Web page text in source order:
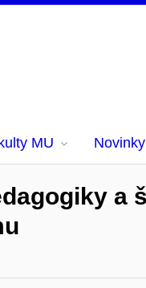
MU Novinky